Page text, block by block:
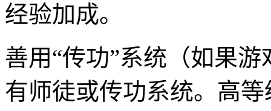
经验加成。
善用“传功”系统（如果
有师徒或传功系统。高